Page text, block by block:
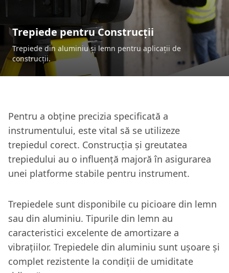
Trepiede pentru Construcții
Trepiede din aluminiu și lemn pentru aplicații de
construcții.
Pentru a obține precizia specificată a
instrumentului, este vital să se utilizeze
trepiedul corect. Construcția și greutatea
trepiedului au o influență majoră în asigurarea
unei platforme stabile pentru instrument.
Trepiedele sunt disponibile cu picioare din lemn
sau din aluminiu. Tipurile din lemn au
caracteristici excelente de amortizare a
vibrațiilor. Trepiedele din aluminiu sunt ușoare și
complet rezistente la condiții de umiditate